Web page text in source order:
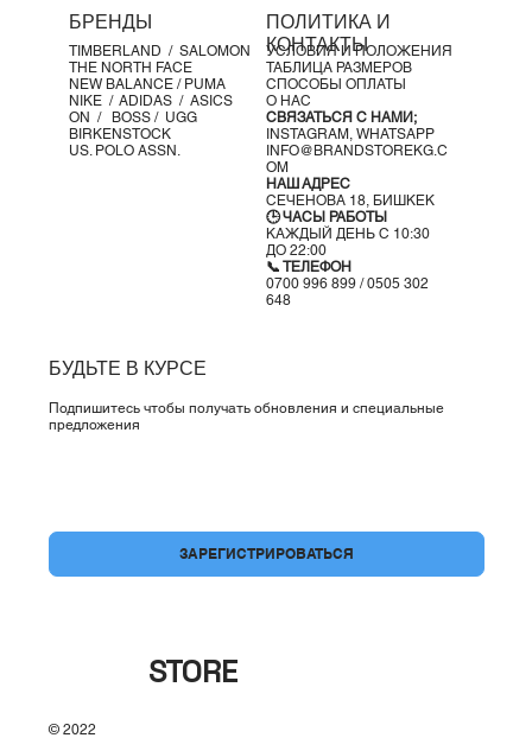
БРЕНДЫ
TIMBERLAND / SALOMON
THE NORTH FACE
NEW BALANCE / PUMA
NIKE / ADIDAS / ASICS
ON / BOSS / UGG
BIRKENSTOCK
US. POLO ASSN.
ПОЛИТИКА И
КОНТАКТЫ
УСЛОВИЯ И ПОЛОЖЕНИЯ
ТАБЛИЦА РАЗМЕРОВ
СПОСОБЫ ОПЛАТЫ
О НАС
СВЯЗАТЬСЯ С НАМИ;
INSTAGRAM, WHATSAPP
INFO@BRANDSTOREKG.C
OM
НАШ АДРЕС
СЕЧЕНОВА 18, БИШКЕК
🕒 ЧАСЫ РАБОТЫ
КАЖДЫЙ ДЕНЬ С 10:30
ДО 22:00
📞 ТЕЛЕФОН
0700 996 899 / 0505 302
648
БУДЬТЕ В КУРСЕ
Подпишитесь чтобы получать обновления и специальные
предложения
ЗАРЕГИСТРИРОВАТЬСЯ
STORE
© 2022